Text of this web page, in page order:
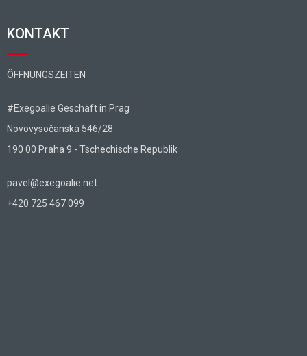
KONTAKT
ÖFFNUNGSZEITEN
#Exegoalie Geschäft in Prag
Novovysočanská 546/28
190 00 Praha 9 - Tschechische Republik
pavel@exegoalie.net
+420 725 467 099